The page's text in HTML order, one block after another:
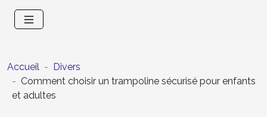
Accueil
Divers
Comment choisir un trampoline sécurisé pour enfants
et adultes